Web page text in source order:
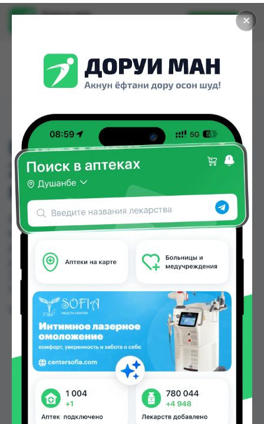
✕
Доруи ман
Установить
ESOMEPRAZOL ARISTO
20MG ( ЭЗОМЕПРАЗОЛ)
№ 15 ТАБ
ESOMEPRAZOL ARISTO 20MG ( ЭЗОМЕПРАЗОЛ)
№ 15 ТАБ можно купить или заказать в аптеках,
Дорухона Олмони №3 по цене от 40.00 TJS до
Таджикистана
Цена: от40.00 TJS